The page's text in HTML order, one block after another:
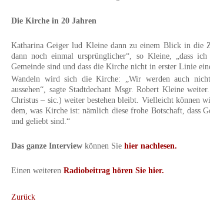
Die Kirche in 20 Jahren
Katharina Geiger lud Kleine dann zu einem Blick in
dann noch einmal ursprünglicher“, so Kleine, „dass
Gemeinde sind und dass die Kirche nicht in erster Linie
Wandeln wird sich die Kirche: „Wir werden auch
aussehen“, sagte Stadtdechant Msgr. Robert Kleine
Christus – sic.) weiter bestehen bleibt. Vielleicht können
dem, was Kirche ist: nämlich diese frohe Botschaft, dass
und geliebt sind.“
Das ganze Interview können Sie hier nachlesen.
Einen weiteren Radiobeitrag hören Sie hier.
Zurück